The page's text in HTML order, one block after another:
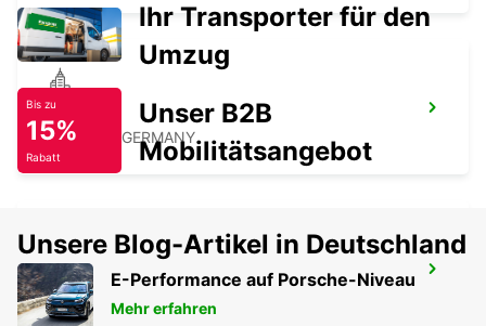
LANDAU
LANDAU - GERMANY
HAGUENAU
HAGUENAU - FRANCE
Ihr Transporter für den
Umzug
Bis zu
15%
Rabatt
Unser B2B
Mobilitätsangebot
Unsere Blog-Artikel in Deutschland
E-Performance auf Porsche-Niveau
Mehr erfahren